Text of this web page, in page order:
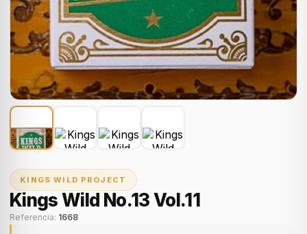
KINGS WILD PROJECT
Kings Wild No.13 Vol.11
Referencia: 1668